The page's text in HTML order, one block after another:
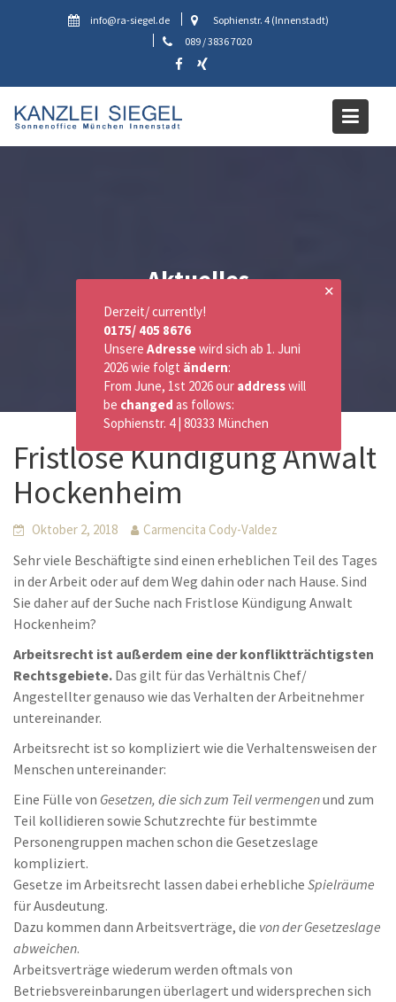
info@ra-siegel.de
Sophienstr. 4 (Innenstadt)
089 / 3836 7020
Aktuelles
Fristlose Kündigung Anwalt
Hockenheim
Oktober 2, 2018 Carmencita Cody-Valdez
Sehr viele Beschäftigte sind einen erheblichen Teil des Tages
in der Arbeit oder auf dem Weg dahin oder nach Hause. Sind
Sie daher auf der Suche nach Fristlose Kündigung Anwalt
Hockenheim?
Arbeitsrecht ist außerdem eine der konfliktträchtigsten
Rechtsgebiete. Das gilt für das Verhältnis Chef/
Angestellter genauso wie das Verhalten der Arbeitnehmer
untereinander.
Arbeitsrecht ist so kompliziert wie die Verhaltensweisen der
Menschen untereinander:
Eine Fülle von Gesetzen, die sich zum Teil vermengenund zum
Teil kollidieren sowie Schutzrechte für bestimmte
Personengruppen machen schon die Gesetzeslage
kompliziert.
Gesetze im Arbeitsrecht lassen dabei erhebliche Spielräume
für Ausdeutung.
Dazu kommen dann Arbeitsverträge, die von der Gesetzeslage
abweichen.
Arbeitsverträge wiederum werden oftmals von
Betriebsvereinbarungen überlagert und widersprechen sich
✕
Derzeit/ currently!
0175/ 405 8676
Unsere Adressewird sich ab 1. Juni
2026 wie folgt ändern:
From June, 1st 2026 our addresswill
be changed as follows:
Sophienstr. 4 | 80333 München